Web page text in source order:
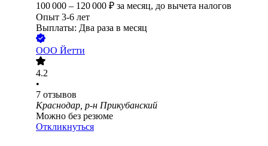
100 000 – 120 000 ₽ за месяц, до вычета налогов
Опыт 3-6 лет
Выплаты: Два раза в месяц
ООО Йетти
4.2
•
7 отзывов
Краснодар, р-н Прикубанский
Можно без резюме
Откликнуться